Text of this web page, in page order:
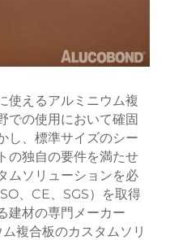
使えるアルミニウム複
での使用において確固
し、標準サイズのシー
の独自の要件を満たせ
ムソリューションを必
、CE、SGS）を取得
建材の専門メーカー
複合板のカスタムソリ